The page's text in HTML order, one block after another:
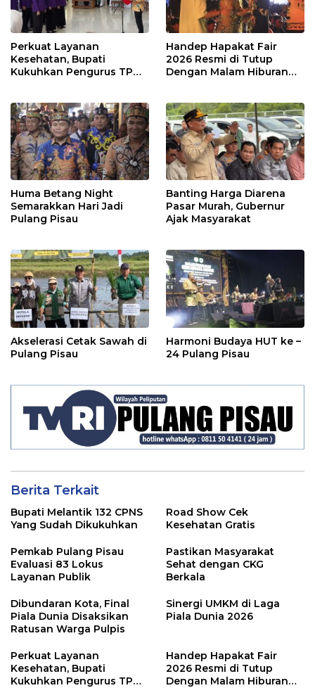
Perkuat Layanan
Kesehatan, Bupati
Kukuhkan Pengurus TP
Handep Hapakat Fair
2026 Resmi di Tutup
Dengan Malam Hiburan
Huma Betang Night
Semarakkan Hari Jadi
Pulang Pisau
Banting Harga Diarena
Pasar Murah, Gubernur
Ajak Masyarakat
Akselerasi Cetak Sawah di
Pulang Pisau
Harmoni Budaya HUT ke –
24 Pulang Pisau
Berita Terkait
Bupati Melantik 132 CPNS
Yang Sudah Dikukuhkan
Road Show Cek
Kesehatan Gratis
Pemkab Pulang Pisau
Evaluasi 83 Lokus
Layanan Publik
Pastikan Masyarakat
Sehat dengan CKG
Berkala
Dibundaran Kota, Final
Piala Dunia Disaksikan
Ratusan Warga Pulpis
Sinergi UMKM di Laga
Piala Dunia 2026
Perkuat Layanan
Kesehatan, Bupati
Kukuhkan Pengurus TP
Handep Hapakat Fair
2026 Resmi di Tutup
Dengan Malam Hiburan